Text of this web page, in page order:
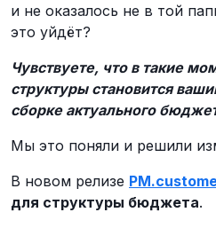
и не оказалось не в той
это уйдёт?
Чувствуете, что в такие
структуры становится
сборке актуального
Мы это поняли и решили
В новом релизе
для структуры бюджета.